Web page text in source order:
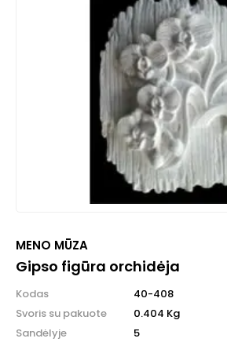
MENO MŪZA
Gipso figūra orchidėja
Kodas
Svoris su pakuote
Sandėlyje
40-408
0.404 Kg
5